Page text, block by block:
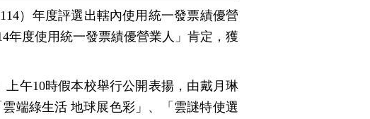
114）年度評選出轄內使用統一發票績優營
年度使用統一發票績優營業人」肯定，獲
上午10時假本校舉行公開表揚，由戴月琳
端綠生活 地球展色彩」 、 「 雲謎特使選